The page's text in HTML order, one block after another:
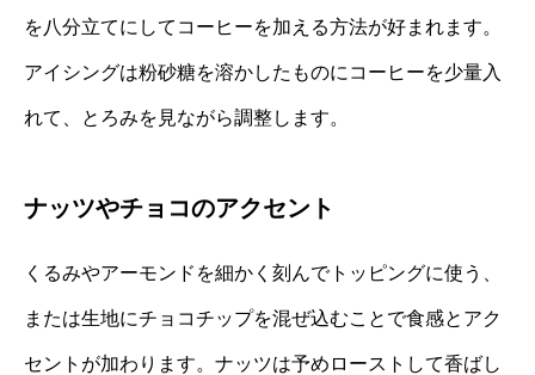
を八分立てにしてコーヒーを加える方法が好まれます。
アイシングは粉砂糖を溶かしたものにコーヒーを少量入
れて、とろみを見ながら調整します。
ナッツやチョコのアクセント
くるみやアーモンドを細かく刻んでトッピングに使う、
または生地にチョコチップを混ぜ込むことで食感とアク
セントが加わります。ナッツは予めローストして香ばし